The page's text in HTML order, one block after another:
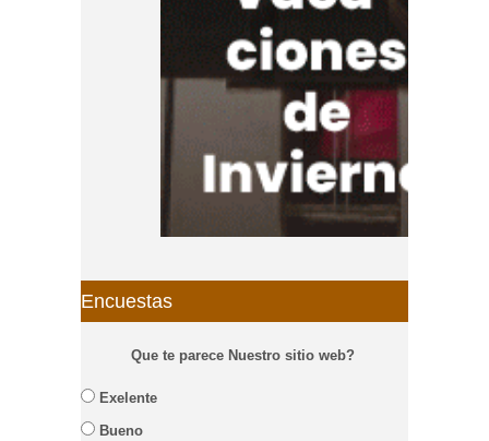
Encuestas
Que te parece Nuestro sitio web?
Exelente
Bueno